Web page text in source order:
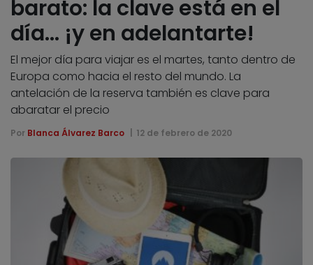
barato: la clave está en el
día… ¡y en adelantarte!
El mejor día para viajar es el martes, tanto dentro de
Europa como hacia el resto del mundo. La
antelación de la reserva también es clave para
abaratar el precio
Por Blanca Álvarez Barco 12 de febrero de 2020